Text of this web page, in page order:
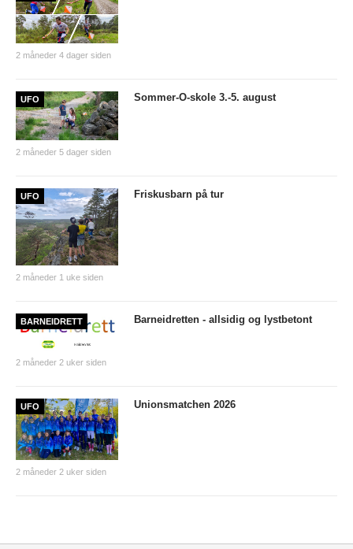
Night & Day 2014/2015
Night & Day 2013/2014
Night & Day 2011/2012
Night & Day 2010/2011
Night 2009/2010
Day 2009/2010
Night 2008/2009
Day 2008/2009
2007/2008
ANDRE/UTGÅTTE ARRANGEMENTER
NM natt 2010
Camp Norway
World Cup 2015
2 måneder 4 dager siden
UFO
2 måneder 5 dager siden
Sommer-O-skole 3.-5. august
UFO
2 måneder 1 uke siden
Friskusbarn på tur
BARNEIDRETT
2 måneder 2 uker siden
Barneidretten - allsidig og lystbetont
UFO
2 måneder 2 uker siden
Unionsmatchen 2026